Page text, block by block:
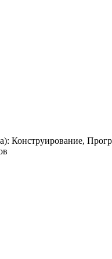
Конструирование,